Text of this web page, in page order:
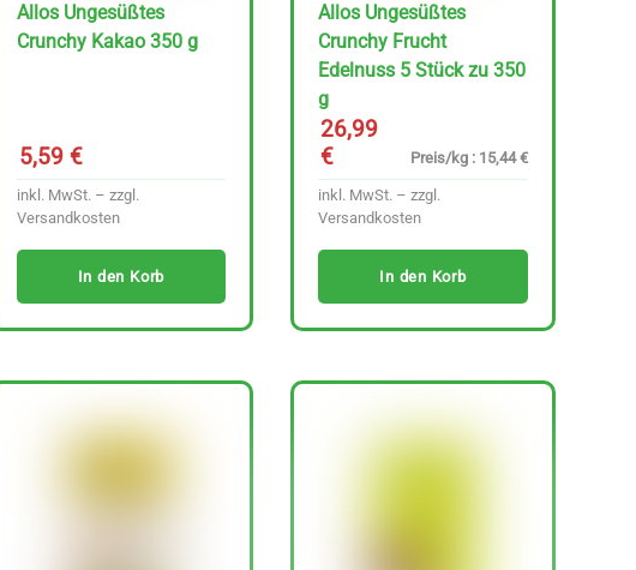
Allos Ungesüßtes
Crunchy Kakao 350 g
5,59 €
inkl. MwSt. – zzgl.
Versandkosten
In den Korb
Allos Ungesüßtes
Crunchy Frucht
Edelnuss 5 Stück zu 350
g
26,99
€
Preis/kg : 15,44 €
inkl. MwSt. – zzgl.
Versandkosten
In den Korb